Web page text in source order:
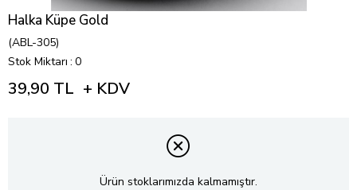
Halka Küpe Gold
(ABL-305)
Stok Miktarı : 0
39,90 TL + KDV
Ürün stoklarımızda kalmamıştır.